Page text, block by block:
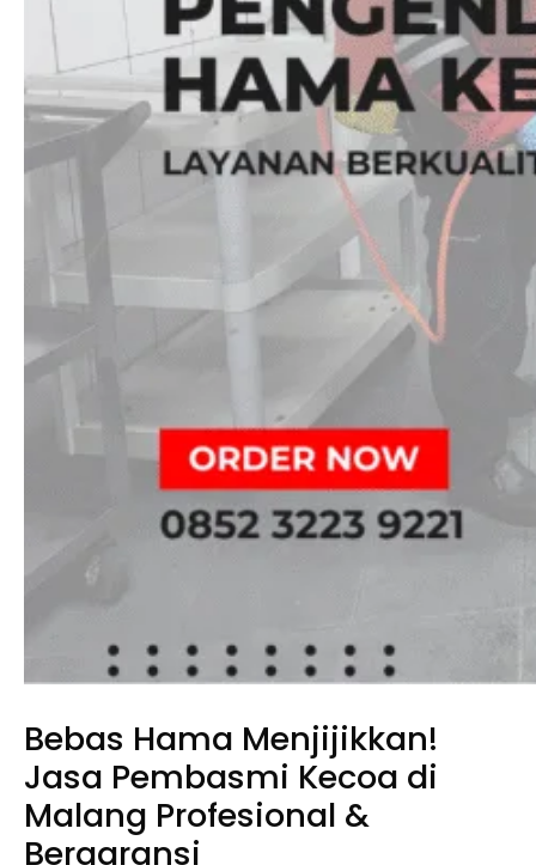
Bebas Hama Menjijikkan!
Jasa Pembasmi Kecoa di
Malang Profesional &
Bergaransi